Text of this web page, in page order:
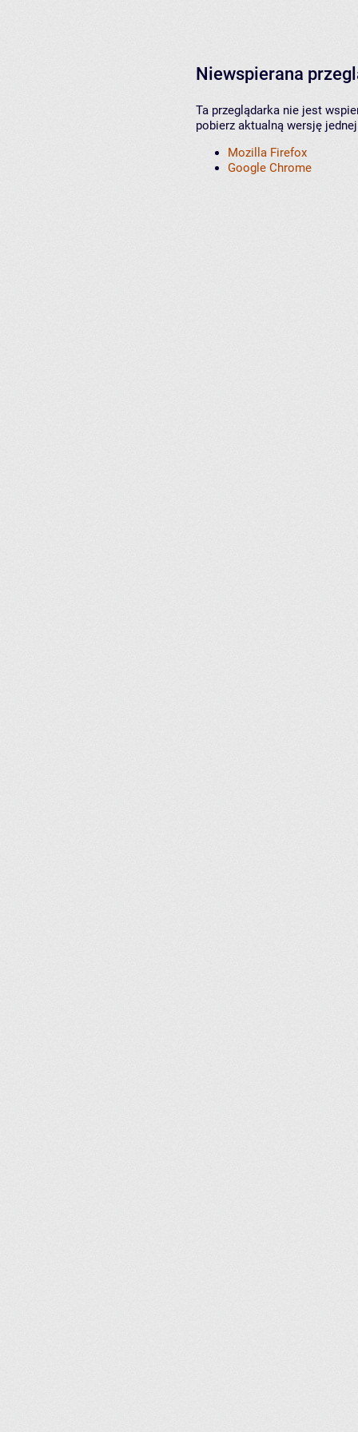
Niewspierana
Ta przeglądarka nie jest
pobierz aktualną wersję
Mozilla Firefox
Google Chrome